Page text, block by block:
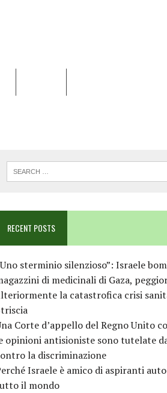
RECENT POSTS
sterminio silenzioso”: Israele
di medicinali di Gaza,
la catastrofica crisi
Corte d’appello del Regno Unito
opinioni antisioniste sono tutelate
la discriminazione
Israele è amico di aspiranti
il mondo